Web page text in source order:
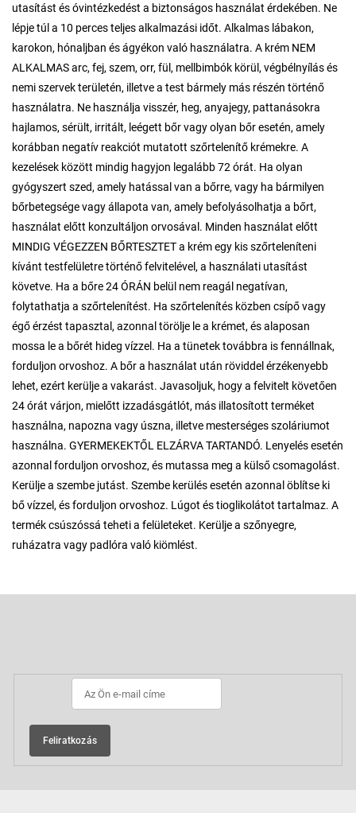
utasítást és óvintézkedést a biztonságos használat érdekében. Ne
lépje túl a 10 perces teljes alkalmazási időt. Alkalmas lábakon,
karokon, hónaljban és ágyékon való használatra. A krém NEM
ALKALMAS arc, fej, szem, orr, fül, mellbimbók körül, végbélnyílás és
nemi szervek területén, illetve a test bármely más részén történő
használatra. Ne használja visszér, heg, anyajegy, pattanásokra
hajlamos, sérült, irritált, leégett bőr vagy olyan bőr esetén, amely
korábban negatív reakciót mutatott szőrtelenítő krémekre. A
kezelések között mindig hagyjon legalább 72 órát. Ha olyan
gyógyszert szed, amely hatással van a bőrre, vagy ha bármilyen
bőrbetegsége vagy állapota van, amely befolyásolhatja a bőrt,
használat előtt konzultáljon orvosával. Minden használat előtt
MINDIG VÉGEZZEN BŐRTESZTET a krém egy kis szőrteleníteni
kívánt testfelületre történő felvitelével, a használati utasítást
követve. Ha a bőre 24 ÓRÁN belül nem reagál negatívan,
folytathatja a szőrtelenítést. Ha szőrtelenítés közben csípő vagy
égő érzést tapasztal, azonnal törölje le a krémet, és alaposan
mossa le a bőrét hideg vízzel. Ha a tünetek továbbra is fennállnak,
forduljon orvoshoz. A bőr a használat után röviddel érzékenyebb
lehet, ezért kerülje a vakarást. Javasoljuk, hogy a felvitelt követően
24 órát várjon, mielőtt izzadásgátlót, más illatosított terméket
használna, napozna vagy úszna, illetve mesterséges szoláriumot
használna. GYERMEKEKTŐL ELZÁRVA TARTANDÓ. Lenyelés esetén
azonnal forduljon orvoshoz, és mutassa meg a külső csomagolást.
Kerülje a szembe jutást. Szembe kerülés esetén azonnal öblítse ki
bő vízzel, és forduljon orvoshoz. Lúgot és tioglikolátot tartalmaz. A
termék csúszóssá teheti a felületeket. Kerülje a szőnyegre,
ruházatra vagy padlóra való kiömlést.
Feliratkozás